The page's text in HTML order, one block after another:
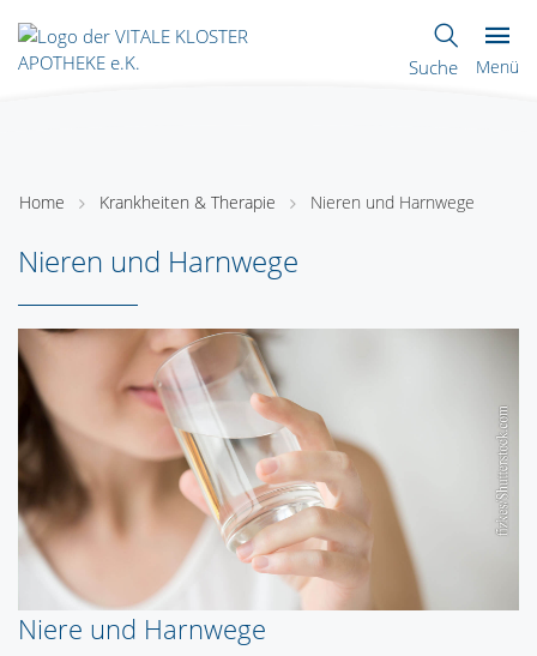
Suche Menü
Home Krankheiten & Therapie Nieren und Harnwege
Nieren und Harnwege
Niere und Harnwege